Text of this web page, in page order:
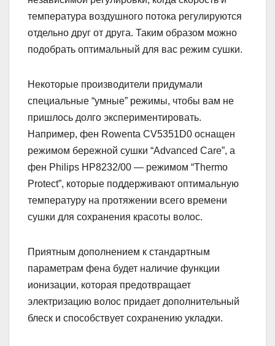
температура воздушного потока регулируются
отдельно друг от друга. Таким образом можно
подобрать оптимальный для вас режим сушки.
Некоторые производители придумали
специальные “умные” режимы, чтобы вам не
пришлось долго экспериментировать.
Например, фен Rowenta CV5351D0 оснащен
режимом бережной сушки “Advanced Care”, а
фен Philips HP8232/00 — режимом “Thermo
Protect”, которые поддерживают оптимальную
температуру на протяжении всего времени
сушки для сохранения красоты волос.
Приятным дополнением к стандартным
параметрам фена будет наличие функции
ионизации, которая предотвращает
электризацию волос придает дополнительный
блеск и способствует сохранению укладки.